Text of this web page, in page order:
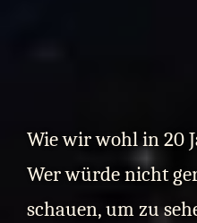
Wie wir wohl in 20
Wer würde nicht
schauen, um zu